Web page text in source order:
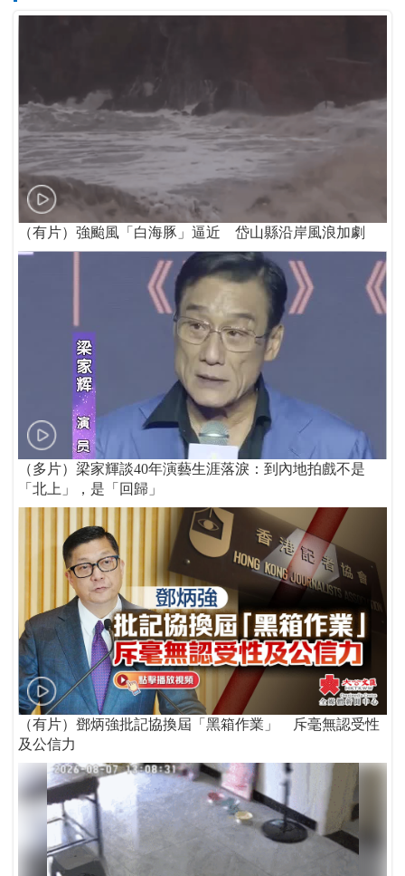
（有片）強颱風「白海豚」逼近 岱山縣沿岸風浪加劇
（多片）梁家輝談40年演藝生涯落淚：到內地拍戲不是
「北上」，是「回歸」
（有片）鄧炳強批記協換屆「黑箱作業」 斥毫無認受性
及公信力